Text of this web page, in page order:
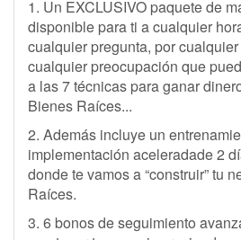
1. Un EXCLUSIVO paquete de
disponible para ti a cualquier
cualquier pregunta, por
cualquier preocupación que
a las 7 técnicas para ganar
Bienes Raíces...
2. Además incluye un
implementación aceleradade 2
donde te vamos a “construir” tu
Raíces.
3. 6 bonos de seguimiento